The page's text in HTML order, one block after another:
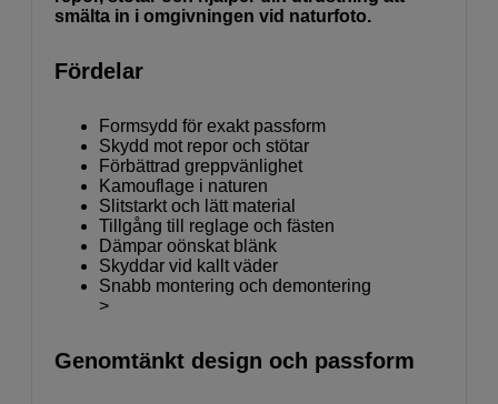
smälta in i omgivningen vid naturfoto.
Fördelar
Formsydd för exakt passform
Skydd mot repor och stötar
Förbättrad greppvänlighet
Kamouflage i naturen
Slitstarkt och lätt material
Tillgång till reglage och fästen
Dämpar oönskat blänk
Skyddar vid kallt väder
Snabb montering och demontering
>
Genomtänkt design och passform